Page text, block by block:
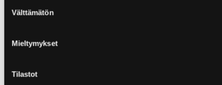
valinta
Välttämätön
Mieltymykset
Tilastot